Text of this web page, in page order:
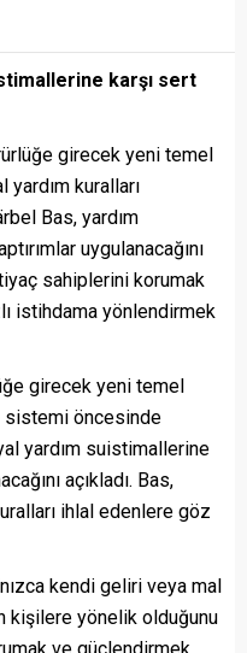
karşı sert
girecek yeni temel
kuralları
Bas, yardım
uygulanacağını
sahiplerini korumak
istihdama yönlendirmek
girecek yeni temel
sistemi öncesinde
yardım suistimallerine
açıkladı. Bas,
ihlal edenlere göz
kendi geliri veya mal
kişilere yönelik olduğunu